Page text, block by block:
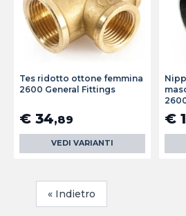
Tes ridotto ottone femmina
2600 General Fittings
€ 34,89
VEDI VARIANTI
€
« Indietro